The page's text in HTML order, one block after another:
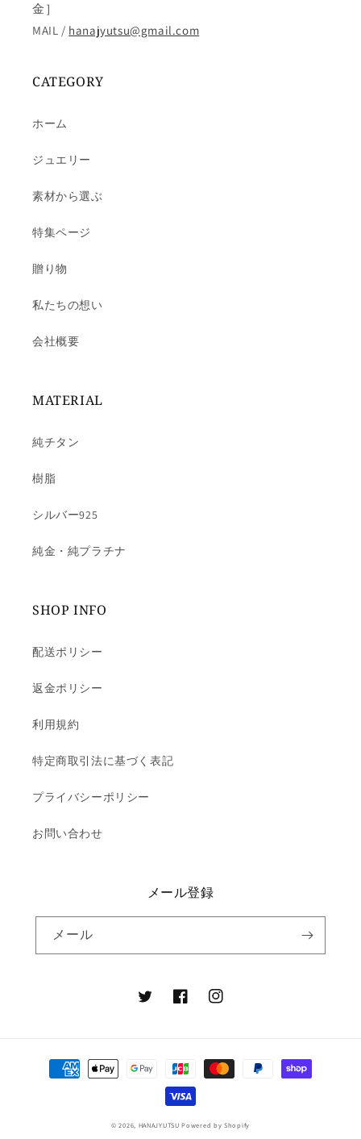
金］
MAIL / hanajyutsu@gmail.com
CATEGORY
ホーム
ジュエリー
素材から選ぶ
特集ページ
贈り物
私たちの想い
会社概要
MATERIAL
純チタン
樹脂
シルバー925
純金・純プラチナ
SHOP INFO
配送ポリシー
返金ポリシー
利用規約
特定商取引法に基づく表記
プライバシーポリシー
お問い合わせ
メール登録
メール
TwitterFacebookInstagram
© 2026, HANAJYUTSU Powered by Shopify